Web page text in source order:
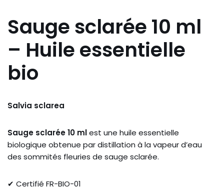
Sauge sclarée 10 ml
– Huile essentielle
bio
Salvia sclarea
Sauge sclarée 10 mlest une huile essentielle
biologique obtenue par distillation à la vapeur d’eau
des sommités fleuries de sauge sclarée.
✔ Certifié FR-BIO-01